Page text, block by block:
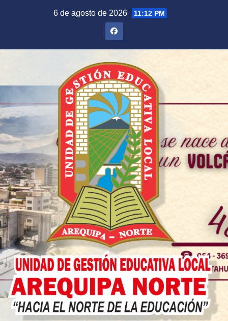
6 de agosto de 2026 11:12 PM